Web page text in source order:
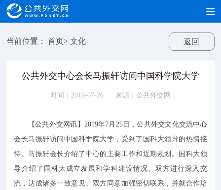
当前位置：首页>文化 返回
公共外交中心会长马振轩访问中国科学院大学
时间：2019-07-26 来源：公共外交网
【公共外交网讯】2019年7月25日，公共外交文化交流中心
会长马振轩访问中国科学院大学，受到了国科大领导的热情接
待。马振轩会长介绍了中心的主要工作和近期规划。国科大领
导介绍了国科大成立发展和学科建设情况。双方进行深入交
流，达成诸多一致意见。双方同意加强密切联系，并就合作培